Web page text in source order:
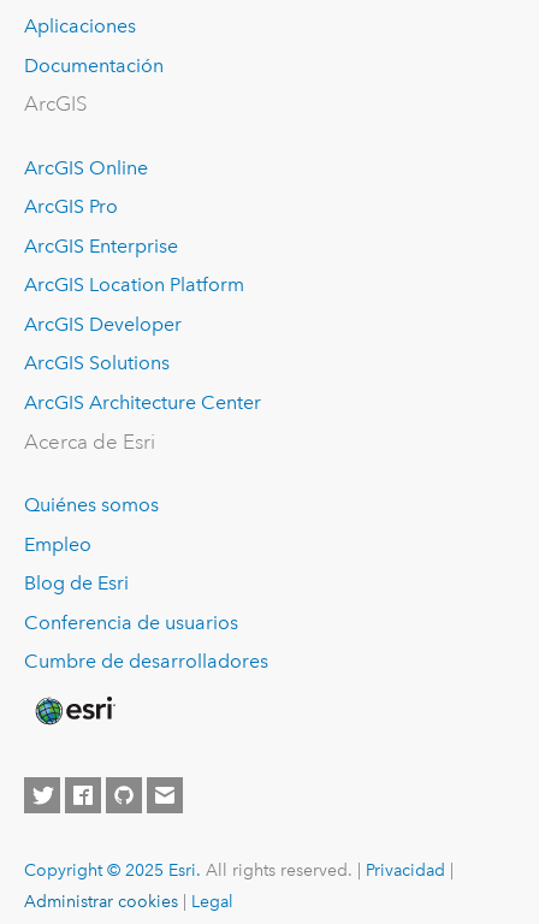
Aplicaciones
Documentación
ArcGIS
ArcGIS Online
ArcGIS Pro
ArcGIS Enterprise
ArcGIS Location Platform
ArcGIS Developer
ArcGIS Solutions
ArcGIS Architecture Center
Acerca de Esri
Quiénes somos
Empleo
Blog de Esri
Conferencia de usuarios
Cumbre de desarrolladores
Copyright © 2025 Esri. All rights reserved. | Privacidad
Administrar cookies
Legal